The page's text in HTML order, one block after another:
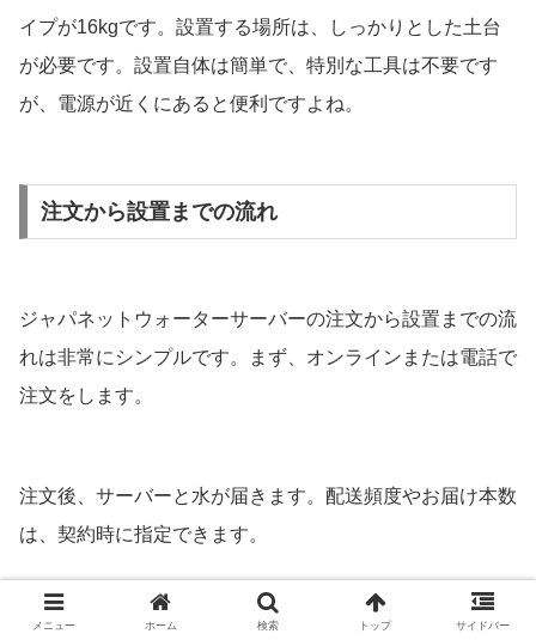
イプが16kgです。設置する場所は、しっかりとした土台
が必要です。設置自体は簡単で、特別な工具は不要です
が、電源が近くにあると便利ですよね。
注文から設置までの流れ
ジャパネットウォーターサーバーの注文から設置までの流
れは非常にシンプルです。まず、オンラインまたは電話で
注文をします。
注文後、サーバーと水が届きます。配送頻度やお届け本数
は、契約時に指定できます。
特に面倒な手続きやネット操作は一切不要です。さらに、
メニュー ホーム 検索 トップ サイドバー